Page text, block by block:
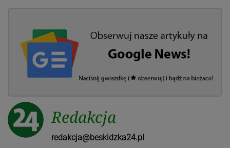
Redakcja
redakcja@beskidzka24.pl